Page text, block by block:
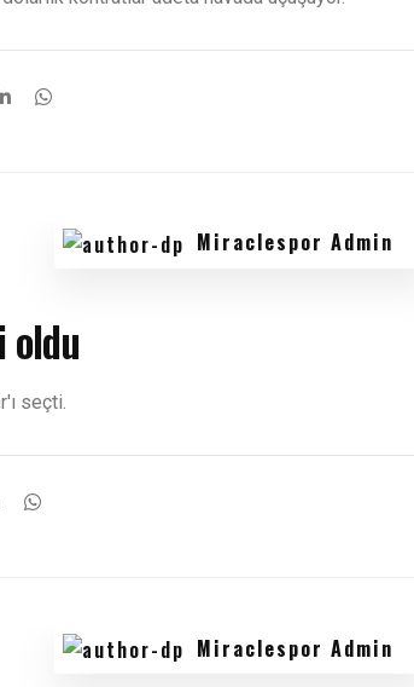
Miraclespor Admin
oldu
seçti.
Miraclespor Admin